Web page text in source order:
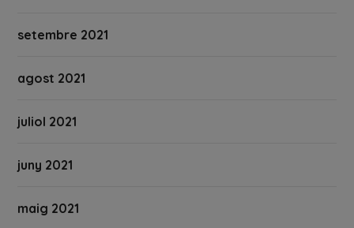
setembre 2021
agost 2021
juliol 2021
juny 2021
maig 2021